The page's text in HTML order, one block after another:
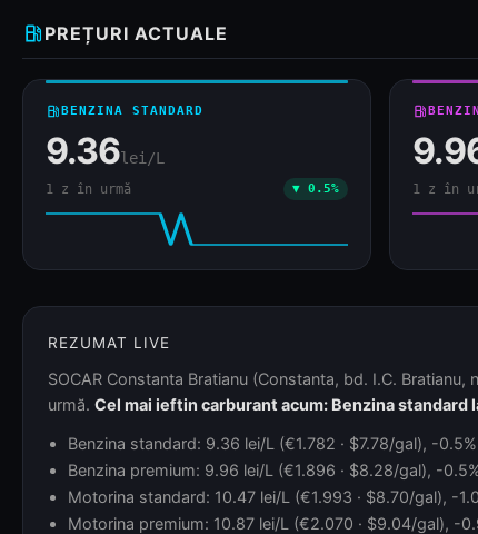
local_gas_station PREȚURI ACTUALE
local_gas_stationBENZINA STANDARD
9.36lei/L
1 z în urmă ▼ 0.5%
local_gas_station
1 z în
REZUMAT LIVE
SOCAR Constanta Bratianu (Constanta, bd. I.C.
urmă. Cel mai ieftin carburant acum: Benzina standard
Benzina standard: 9.36 lei/L (€1.782 · $7.78/gal), -
Benzina premium: 9.96 lei/L (€1.896 · $8.28/gal), -
Motorina standard: 10.47 lei/L (€1.993 · $8.70/gal), -
Motorina premium: 10.87 lei/L (€2.070 · $9.04/gal), -